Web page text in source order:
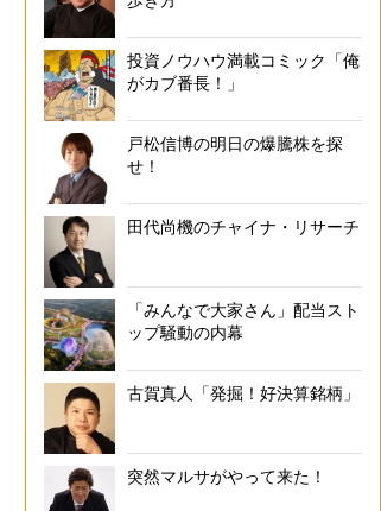
投資ノウハウ満載コミック「俺
がカブ番長！」
戸松信博の明日の爆騰株を探
せ！
田代尚機のチャイナ・リサーチ
「みんなで大家さん」配当スト
ップ騒動の内幕
古賀真人「発掘！好決算銘柄」
突然マルサがやって来た！